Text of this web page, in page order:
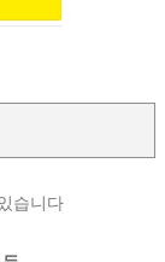
습니다